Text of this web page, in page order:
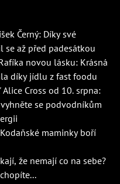
Černý: Díky své
se až před padesátkou
novou lásku: Krásná
díky jídlu z fast foodu
Cross od 10. srpna:
se podvodníkům
maminky boří
že nemají co na sebe?